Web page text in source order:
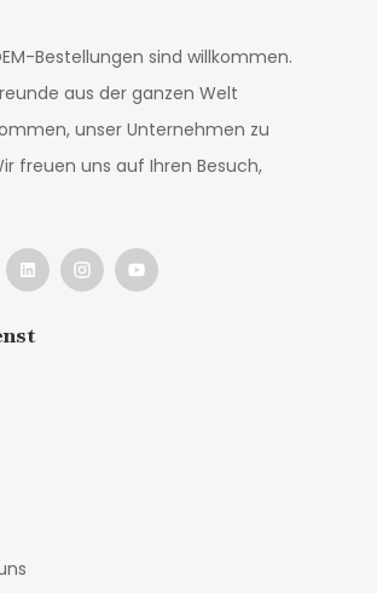
Bestellungen sind willkommen.
aus der ganzen Welt
unser Unternehmen zu
freuen uns auf Ihren Besuch,